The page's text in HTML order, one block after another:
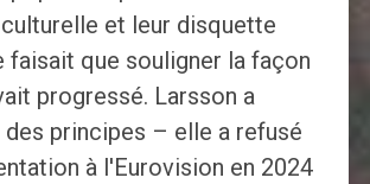
et leur disquette
faisait que souligner la façon
progressé. Larsson a
principes – elle a refusé
à l'Eurovision en 2024